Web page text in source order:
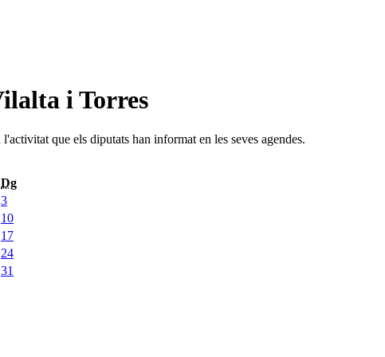
i Torres
que els diputats han informat en les seves agendes.
Dg
3
10
17
24
31